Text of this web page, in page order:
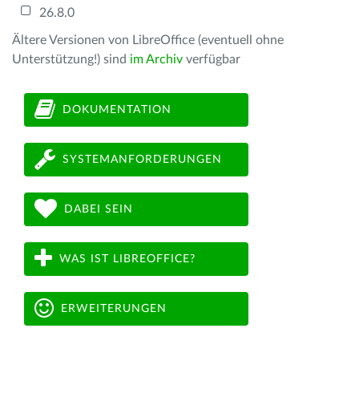
26.8.0
Ältere Versionen von LibreOffice (eventuell ohne
Unterstützung!) sind im Archiv verfügbar
DOKUMENTATION
SYSTEMANFORDERUNGEN
DABEI SEIN
WAS IST LIBREOFFICE?
ERWEITERUNGEN